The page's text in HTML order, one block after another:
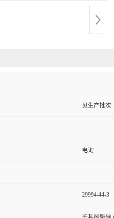
见生产批次
电询
29994-44-3